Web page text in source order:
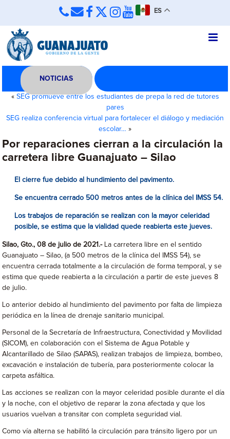
ES
NOTICIAS
« SEG promueve entre los estudiantes de prepa la red de tutores
pares
SEG realiza conferencia virtual para fortalecer el diálogo y mediación
escolar… »
Por reparaciones cierran a la circulación la
carretera libre Guanajuato – Silao
El cierre fue debido al hundimiento del pavimento.
Se encuentra cerrado 500 metros antes de la clínica del IMSS 54.
Los trabajos de reparación se realizan con la mayor celeridad
posible, se estima que la vialidad quede reabierta este jueves.
Silao, Gto., 08 de julio de 2021.-La carretera libre en el sentido
Guanajuato – Silao, (a 500 metros de la clínica del IMSS 54), se
encuentra cerrada totalmente a la circulación de forma temporal, y se
estima que quede reabierta a la circulación a partir de este jueves 8
de julio.
Lo anterior debido al hundimiento del pavimento por falta de limpieza
periódica en la línea de drenaje sanitario municipal.
Personal de la Secretaría de Infraestructura, Conectividad y Movilidad
(SICOM), en colaboración con el Sistema de Agua Potable y
Alcantarillado de Silao (SAPAS), realizan trabajos de limpieza, bombeo,
excavación e instalación de tubería, para posteriormente colocar la
carpeta asfáltica.
Las acciones se realizan con la mayor celeridad posible durante el día
y la noche, con el objetivo de reparar la zona afectada y que los
usuarios vuelvan a transitar con completa seguridad vial.
Como vía alterna se habilitó la circulación para tránsito ligero por un